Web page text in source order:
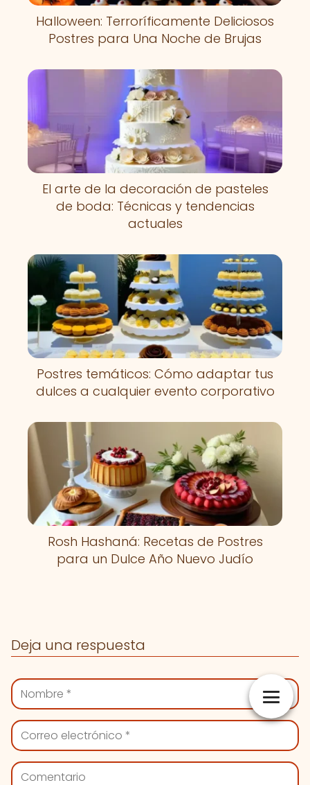
Halloween: Terroríficamente Deliciosos
Postres para Una Noche de Brujas
El arte de la decoración de pasteles
de boda: Técnicas y tendencias
actuales
Postres temáticos: Cómo adaptar tus
dulces a cualquier evento corporativo
Rosh Hashaná: Recetas de Postres
para un Dulce Año Nuevo Judío
Deja una respuesta